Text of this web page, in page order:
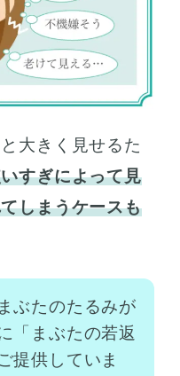
大きく見せるた
すぎによって見
しまうケースも
ぶたのたるみが
「まぶたの若返
提供していま